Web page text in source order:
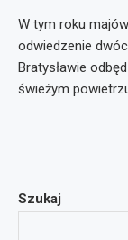
W tym roku
odwiedzenie
Bratysławie
świeżym
Szukaj